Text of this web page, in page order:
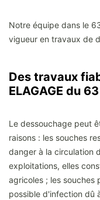
Notre équipe dans le
vigueur en travaux de
Des travaux
ELAGAGE du 63
Le dessouchage peut
raisons : les souches
danger à la circulation
exploitations, elles
agricoles ; les souches
possible d'infection dû